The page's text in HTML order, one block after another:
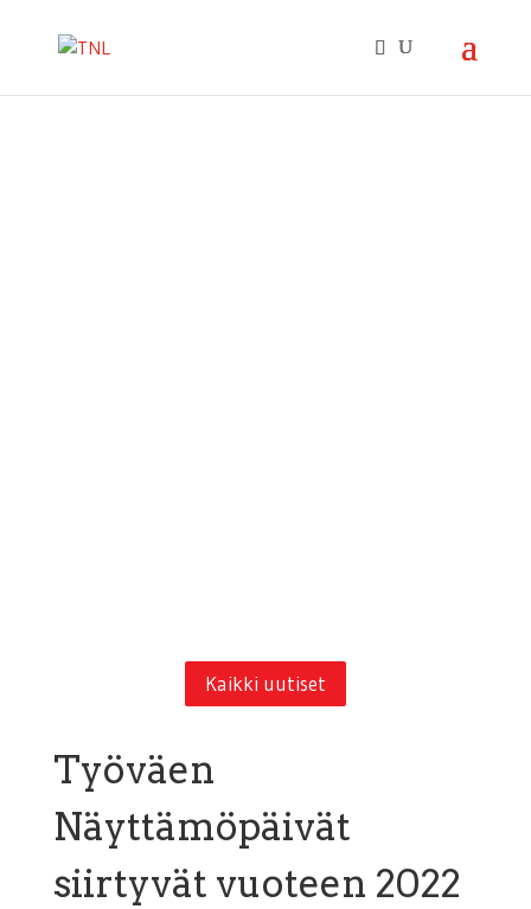
Kaikki uutiset
Työväen
Näyttämöpäivät
siirtyvät vuoteen 2022